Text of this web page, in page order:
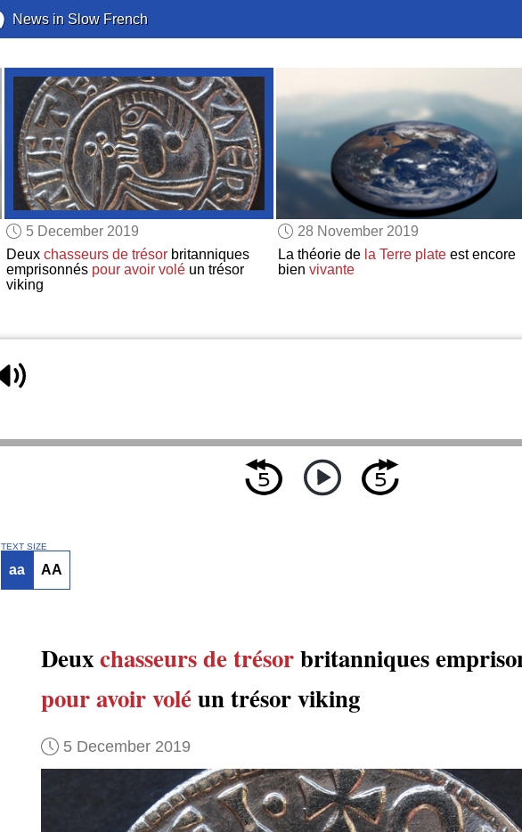
News in Slow French
5 December 2019
Deux chasseurs de trésorbritanniques
emprisonnés pour avoir voléun trésor
viking
28 November 2019
La théorie de la Terre plateest encore
bien vivante
TEXT SIZE
aa AA
Deuxchasseurs de trésorbritanniques
pour avoir voléun trésor viking
5 December 2019